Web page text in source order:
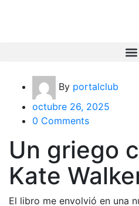
By portalclub
octubre 26, 2025
0 Comments
Un griego
Kate
El libro me envolvió en una